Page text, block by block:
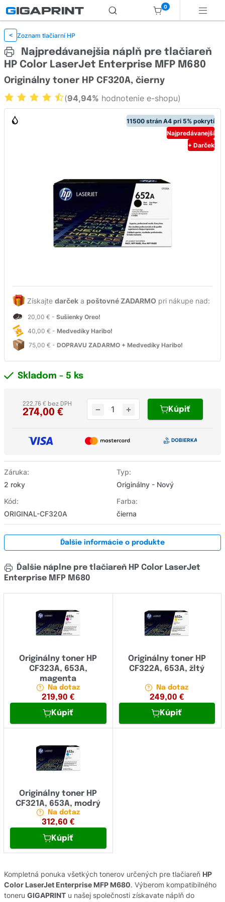
0
< Zoznam tlačiarní HP
Najpredávanejšia náplň pre tlačiareň
HP Color LaserJet Enterprise MFP M680
11500 strán A4 pri 5% pokrytí
Najpredávanejší
+ Darček
Získajte darček a poštovné ZADARMO pri nákupe nad:
20,00 € - Sušienky Oreo!
40,00 € - Medvedíky Haribo!
75,00 € - DOPRAVU ZADARMO + Medvedíky Haribo!
Originálny toner HP CF320A, čierny
(94,94% hodnotenie e-shopu)
Záruka:
2 roky
Typ:
Originálny - Nový
Kód:
ORIGINAL-CF320A
Farba:
čierna
Skladom - 5 ks
274,00 €
222,76 € bez DPH
Kúpiť
Ďalšie informácie o produkte
Ďalšie náplne pre tlačiareň HP Color LaserJet
Enterprise MFP M680
Originálny toner HP
CF323A, 653A,
magenta
Na dotaz
219,90 €
Kúpiť
Originálny toner HP
CF322A, 653A, žltý
Na dotaz
249,00 €
Kúpiť
Originálny toner HP
CF321A, 653A, modrý
Na dotaz
312,60 €
Kúpiť
Kompletná ponuka všetkých tonerov určených pre tlačiareň HP
Color LaserJet Enterprise MFP M680. Výberom kompatibilného
toneru GIGAPRINT u našej společnosti získavate náplň do